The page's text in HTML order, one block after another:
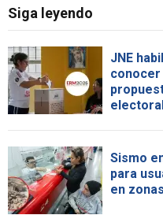
Siga leyendo
JNE
conocer
electoral
Sismo
para
en